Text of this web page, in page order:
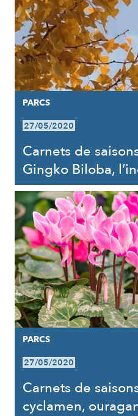
PARCS
27/05/2020
Carnets de
Gingko Biloba,
PARCS
27/05/2020
Carnets de
cyclamen,